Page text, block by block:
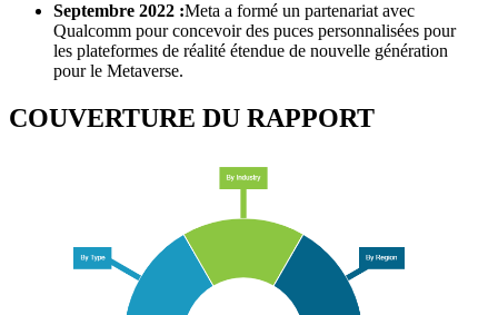
Septembre 2022 :Meta a formé un partenariat avec
Qualcomm pour concevoir des puces personnalisées pour
les plateformes de réalité étendue de nouvelle génération
pour le Metaverse.
COUVERTURE DU RAPPORT